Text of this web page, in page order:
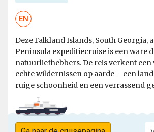
EN
Deze Falkland Islands, South Georgia,
Peninsula expeditiecruise is een ware
natuurliefhebbers. De reis verkent een
echte wildernissen op aarde – een
ruige schoonheid en een verrassend